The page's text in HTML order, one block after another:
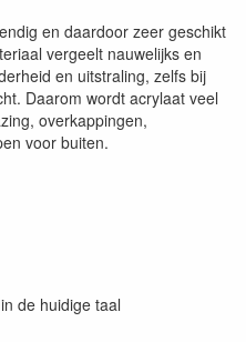
en daardoor zeer geschikt
vergeelt nauwelijks en
en uitstraling, zelfs bij
Daarom wordt acrylaat veel
overkappingen,
voor buiten.
de huidige taal